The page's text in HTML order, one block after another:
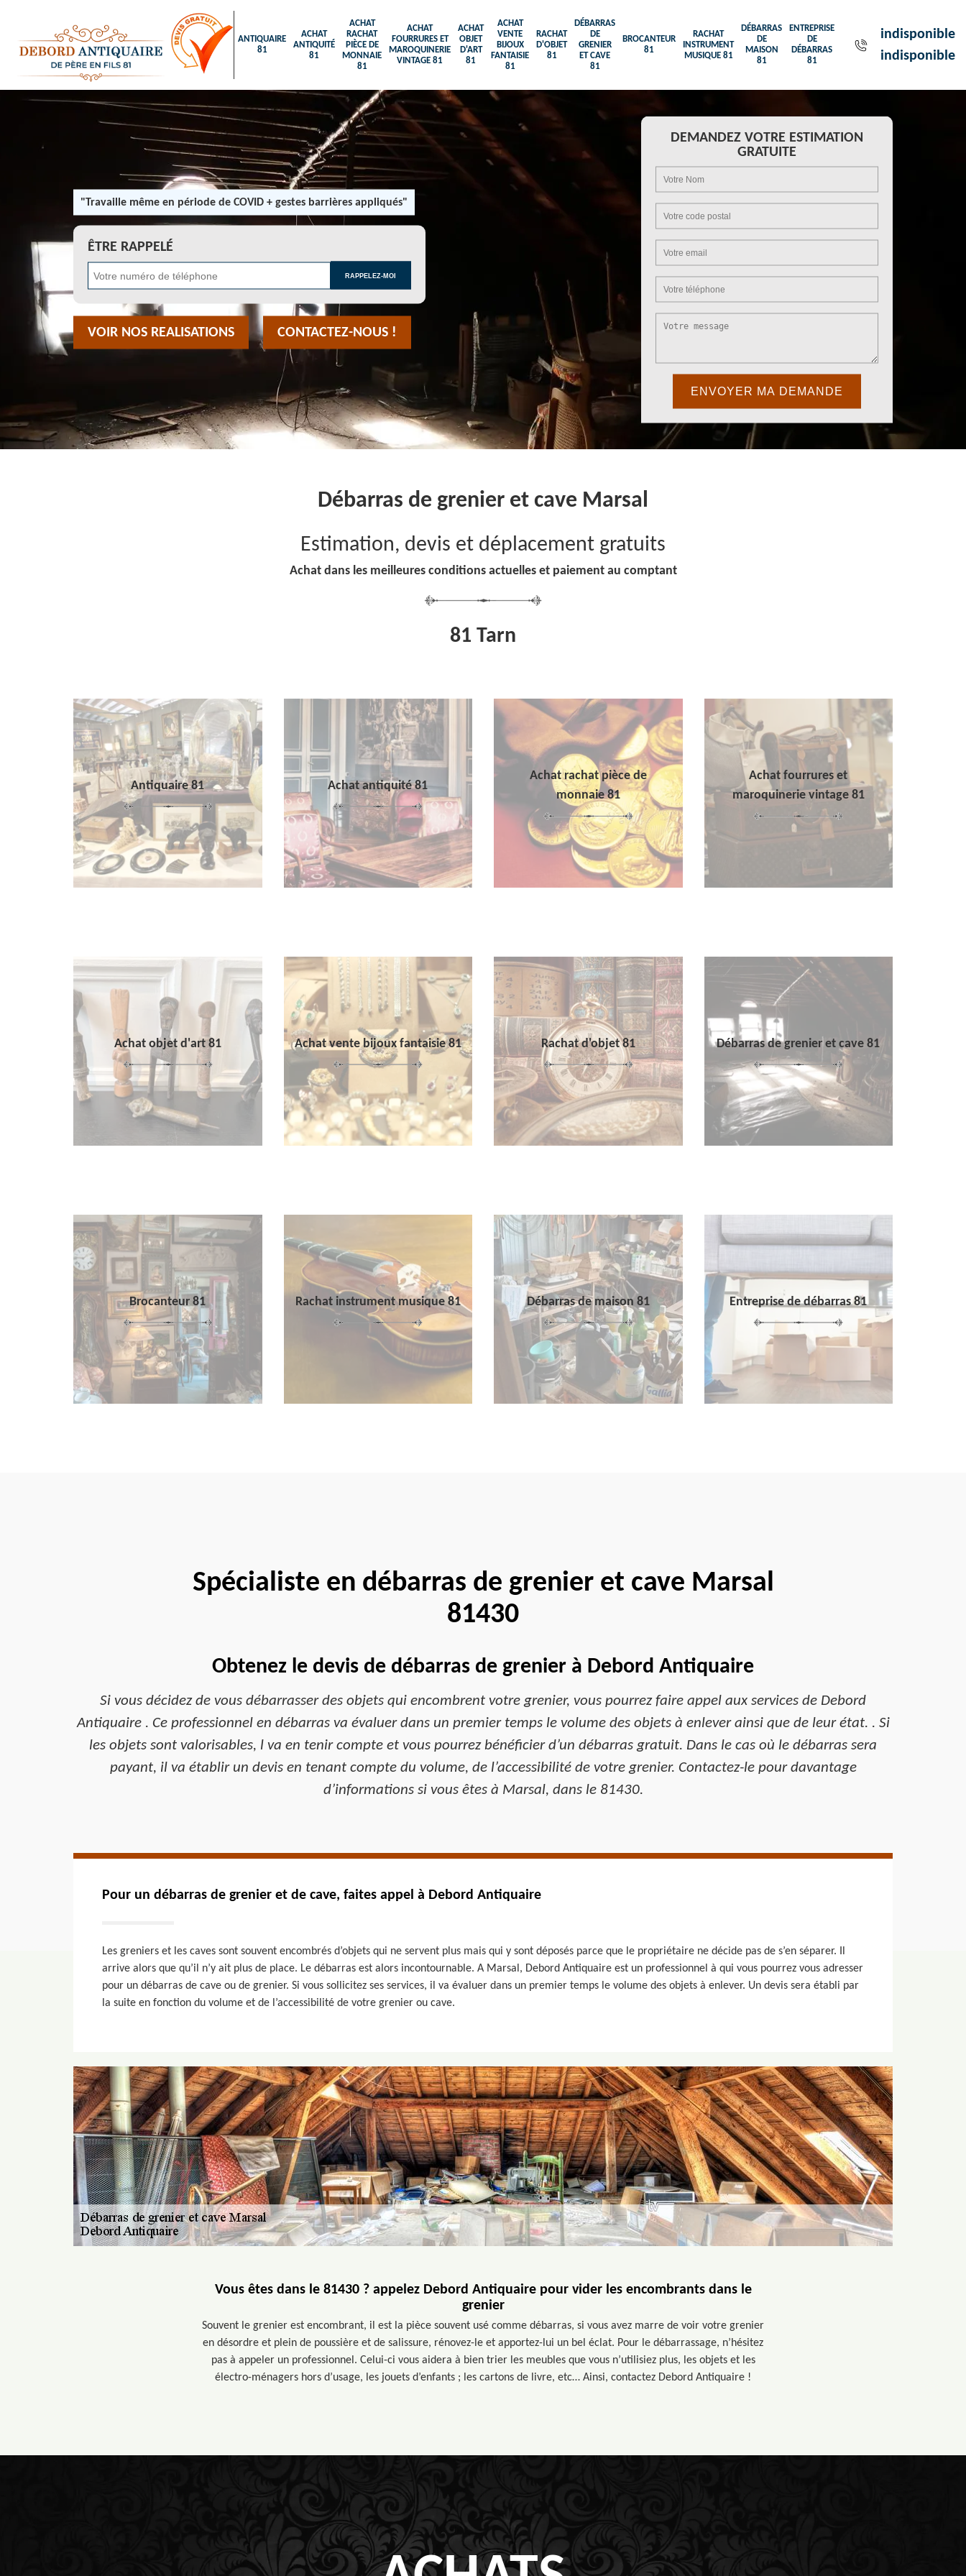
ANTIQUAIRE
81
ACHAT
ANTIQUITÉ
81
ACHAT
RACHAT
PIÈCE DE
MONNAIE
81
ACHAT
FOURRURES ET
MAROQUINERIE
VINTAGE 81
ACHAT
OBJET
D'ART
81
ACHAT
VENTE
BIJOUX
FANTAISIE
81
RACHAT
D'OBJET
81
DÉBARRAS
DE
GRENIER
ET CAVE
81
BROCANTEUR
81
RACHAT
INSTRUMENT
MUSIQUE 81
DÉBARRAS
DE
MAISON
81
ENTREPRISE
DE
DÉBARRAS
81
indisponible
indisponible
"Travaille même en période de COVID + gestes barrières appliqués"
ÊTRE RAPPELÉ
VOIR NOS REALISATIONS CONTACTEZ-NOUS !
DEMANDEZ VOTRE ESTIMATION
GRATUITE
Débarras de grenier et cave Marsal
Estimation, devis et déplacement gratuits
Achat dans les meilleures conditions actuelles et paiement au comptant
81 Tarn
Antiquaire 81 Achat antiquité 81
Achat rachat pièce de
monnaie 81
Achat fourrures et
maroquinerie vintage 81
Achat objet d'art 81 Achat vente bijoux fantaisie 81 Rachat d'objet 81 Débarras de grenier et cave 81
Brocanteur 81 Rachat instrument musique 81 Débarras de maison 81 Entreprise de débarras 81
Spécialiste en débarras de grenier et cave Marsal
81430
Obtenez le devis de débarras de grenier à Debord Antiquaire
Si vous décidez de vous débarrasser des objets qui encombrent votre grenier, vous pourrez faire appel aux services de Debord
Antiquaire . Ce professionnel en débarras va évaluer dans un premier temps le volume des objets à enlever ainsi que de leur état. . Si
les objets sont valorisables, l va en tenir compte et vous pourrez bénéficier d’un débarras gratuit. Dans le cas où le débarras sera
payant, il va établir un devis en tenant compte du volume, de l’accessibilité de votre grenier. Contactez-le pour davantage
d’informations si vous êtes à Marsal, dans le 81430.
Pour un débarras de grenier et de cave, faites appel à Debord Antiquaire
Les greniers et les caves sont souvent encombrés d’objets qui ne servent plus mais qui y sont déposés parce que le propriétaire ne décide pas de s’en séparer. Il
arrive alors que qu’il n’y ait plus de place. Le débarras est alors incontournable. A Marsal, Debord Antiquaire est un professionnel à qui vous pourrez vous adresser
pour un débarras de cave ou de grenier. Si vous sollicitez ses services, il va évaluer dans un premier temps le volume des objets à enlever. Un devis sera établi par
la suite en fonction du volume et de l’accessibilité de votre grenier ou cave.
Vous êtes dans le 81430 ? appelez Debord Antiquaire pour vider les encombrants dans le
grenier
Souvent le grenier est encombrant, il est la pièce souvent usé comme débarras, si vous avez marre de voir votre grenier
en désordre et plein de poussière et de salissure, rénovez-le et apportez-lui un bel éclat. Pour le débarrassage, n’hésitez
pas à appeler un professionnel. Celui-ci vous aidera à bien trier les meubles que vous n’utilisiez plus, les objets et les
électro-ménagers hors d’usage, les jouets d’enfants ; les cartons de livre, etc… Ainsi, contactez Debord Antiquaire !